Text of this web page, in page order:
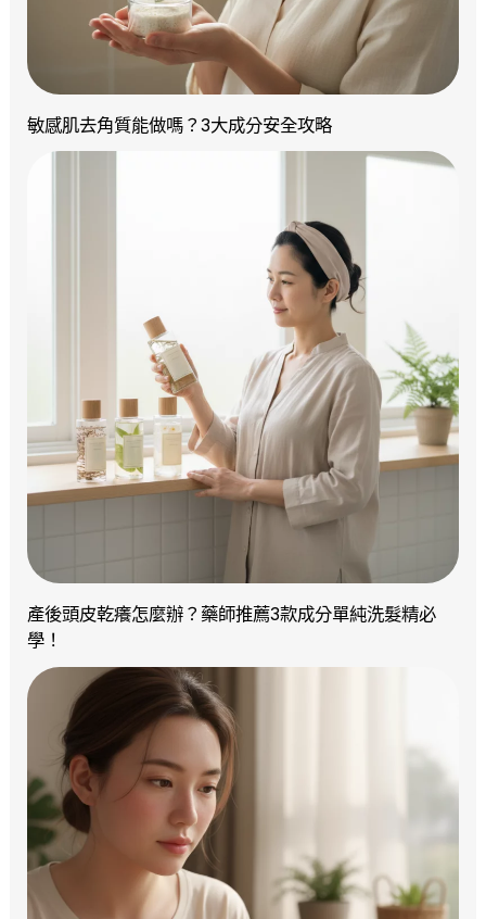
敏感肌去角質能做嗎？3大成分安全攻略
產後頭皮乾癢怎麼辦？藥師推薦3款成分單純洗髮精必
學！